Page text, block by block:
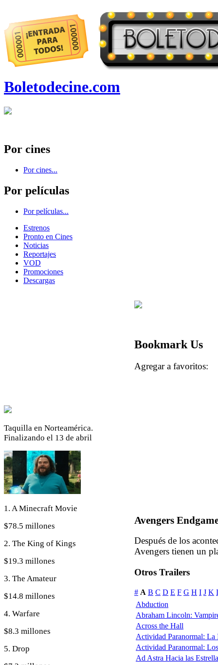
Boletodecine.com
Por cines
Por cines...
Por películas
Por películas...
Estrenos
Pronto en Cines
Noticias
Reportajes
VOD
Promociones
Descargas
Taquilla en Norteamérica.
Finalizando el 13 de abril
1. A Minecraft Movie
$78.5 millones
2. The King of Kings
$19.3 millones
3. The Amateur
$14.8 millones
4. Warfare
$8.3 millones
5. Drop
Bookmark Us
Agregar a favoritos:
Avengers
Después de los
Avengers tienen un
Otros Trailers
# A B C D E F G H I J K
Abduction
Abraham Lincoln:
Across the Hall
Actividad Paranormal: La
Actividad Paranormal:
Ad Astra Hacia las